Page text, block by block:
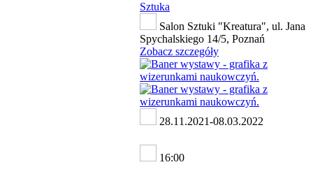
Sztuka
Salon Sztuki "Kreatura", ul. Jana
Spychalskiego 14/5, Poznań
Zobacz szczegóły
28.11.2021-08.03.2022
16:00